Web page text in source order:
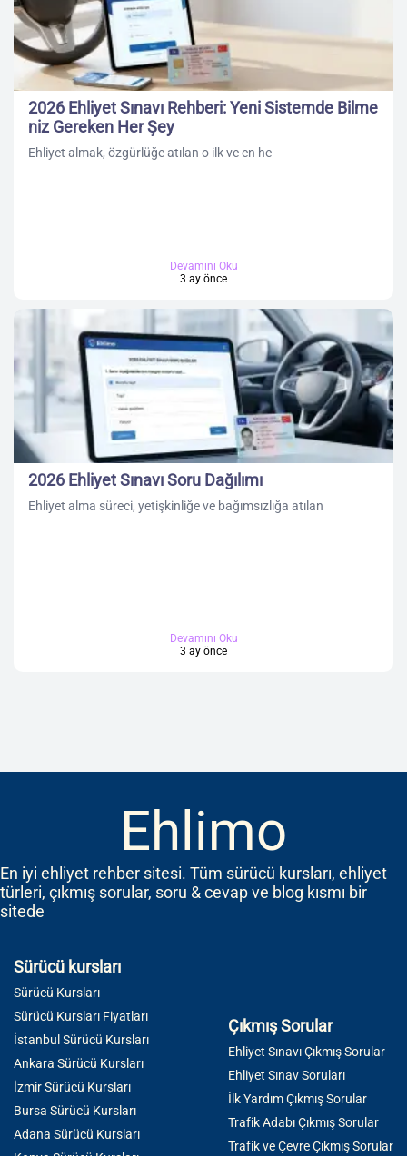
2026 Ehliyet Sınavı Rehberi: Yeni Sistemde Bilme
niz Gereken Her Şey
Ehliyet almak, özgürlüğe atılan o ilk ve en he
Devamını Oku
3 ay önce
2026 Ehliyet Sınavı Soru Dağılımı
Ehliyet alma süreci, yetişkinliğe ve bağımsızlığa atılan
Devamını Oku
3 ay önce
Ehlimo
En iyi ehliyet rehber sitesi. Tüm sürücü kursları, ehliyet
türleri, çıkmış sorular, soru & cevap ve blog kısmı bir
sitede
Sürücü kursları
Sürücü Kursları
Sürücü Kursları Fiyatları
İstanbul Sürücü Kursları
Ankara Sürücü Kursları
İzmir Sürücü Kursları
Bursa Sürücü Kursları
Adana Sürücü Kursları
Çıkmış Sorular
Ehliyet Sınavı Çıkmış Sorular
Ehliyet Sınav Soruları
İlk Yardım Çıkmış Sorular
Trafik Adabı Çıkmış Sorular
Trafik ve Çevre Çıkmış Sorular